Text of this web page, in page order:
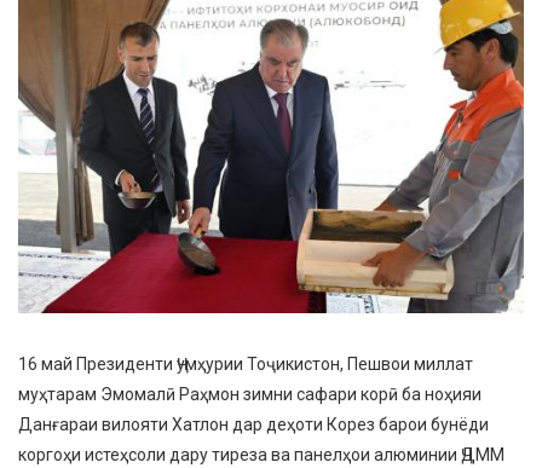
16 май Президенти Ҷумҳурии Тоҷикистон, Пешвои миллат
муҳтарам Эмомалӣ Раҳмон зимни сафари корӣ ба ноҳияи
Данғараи вилояти Хатлон дар деҳоти Корез барои бунёди
коргоҳи истеҳсоли дару тиреза ва панелҳои алюминии ҶДММ